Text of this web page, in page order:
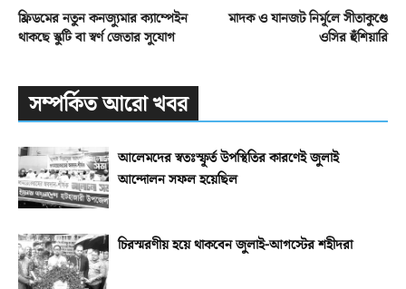
ফ্রিডমের নতুন কনজ্যুমার ক্যাম্পেইন
থাকছে স্কুটি বা স্বর্ণ জেতার সুযোগ
মাদক ও যানজট নির্মূলে সীতাকুণ্ডে
ওসির হুঁশিয়ারি
সম্পর্কিত আরো খবর
আলেমদের স্বতঃস্ফূর্ত উপস্থিতির কারণেই জুলাই
আন্দোলন সফল হয়েছিল
চিরস্মরণীয় হয়ে থাকবেন জুলাই-আগস্টের শহীদরা